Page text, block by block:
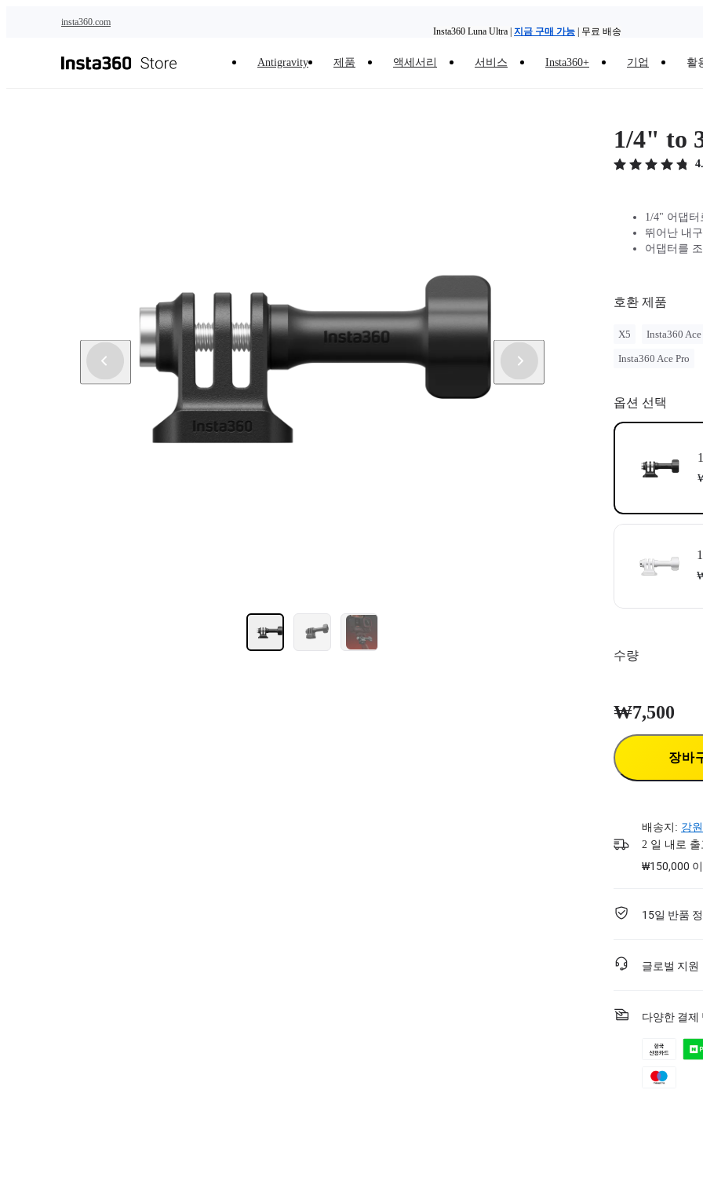
insta360.com
Insta360 Luna Ultra | 지금 구매 가능 | 무료 배송
Antigravity 제품 액세서리 서비스 Insta360+ 기업 활
1/4" to
1/4" 어댑
뛰어난 내
어댑터를
호환 제품
X5 Insta360
Insta360 Ace Pro
옵션 선택
수량
₩7,500
장바
배송지: 강
2 일 내로
₩150,000
15일 반품
글로벌 지원
다양한 결제